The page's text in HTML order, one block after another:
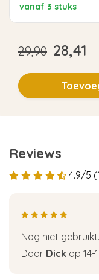
vanaf 3 stuks
29,90 28,41
Reviews
4.9/5
Nog niet gebruikt.
Door Dick op 14-